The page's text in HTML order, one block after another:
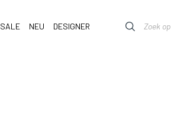
SALE NEU DESIGNER